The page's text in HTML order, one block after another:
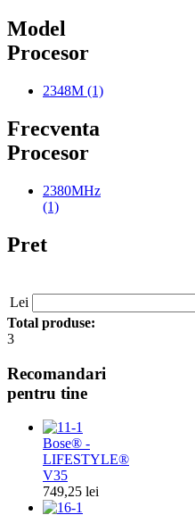
Model
Procesor
2348M (1)
Frecventa
Procesor
2380MHz
(1)
Pret
Lei
Total produse:
3
Recomandari
pentru tine
Bose® -
LIFESTYLE®
V35
749,25 lei